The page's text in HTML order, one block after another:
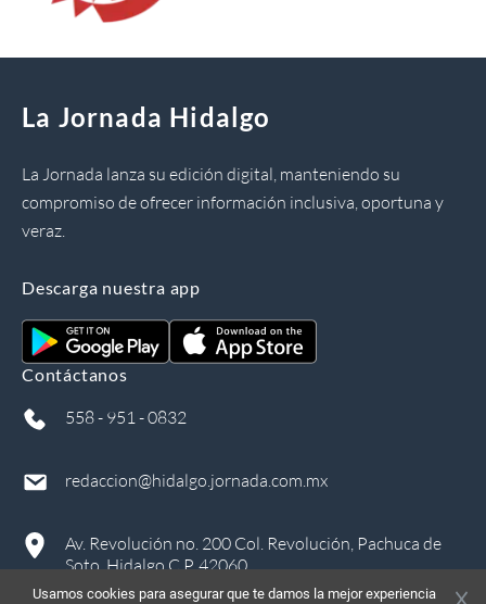
La Jornada Hidalgo
La Jornada lanza su edición digital, manteniendo su
compromiso de ofrecer información inclusiva, oportuna y
veraz.
Descarga nuestra app
Contáctanos
558 - 951 - 0832
redaccion@hidalgo.jornada.com.mx
Av. Revolución no. 200 Col. Revolución, Pachuca de
Soto, Hidalgo C.P. 42060
Usamos cookies para asegurar que te damos la mejor experiencia